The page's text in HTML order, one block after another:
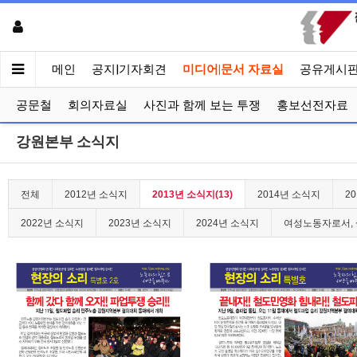
메인 공지|기자회견 미디어|문서 자료실 공유게시
공문철 회의자료실 사진과 함께 보는 투쟁 홍보선전자료
강원본부 소식지
전체 2012년 소식지 2013년 소식지(13) 2014년 소식지
2022년 소식지 2023년 소식지 2024년 소식지 여성노동자로서,